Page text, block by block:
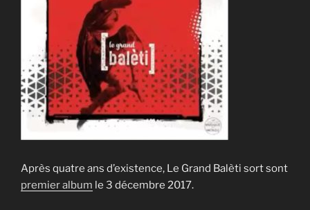
Après quatre ans d’existence, Le Grand Balèti sort sont
premier album le 3 décembre 2017.